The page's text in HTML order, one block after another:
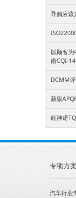
导购应该
以顾客
南CQI-14
DCMM
新版
欧神诺
专项方案
汽车行业